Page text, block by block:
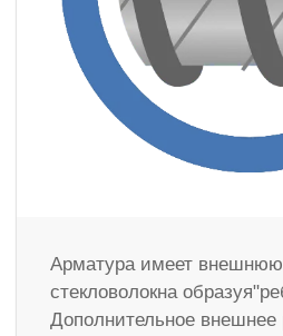
Арматура имеет внешнюю
стекловолокна
Дополнительное внешнее